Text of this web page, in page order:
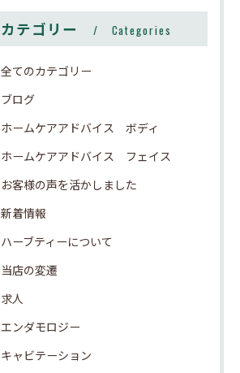
カテゴリー Categories
全てのカテゴリー
ブログ
ホームケアアドバイス ボディ
ホームケアアドバイス フェイス
お客様の声を活かしました
新着情報
ハーブティーについて
当店の変遷
求人
エンダモロジー
キャビテーション